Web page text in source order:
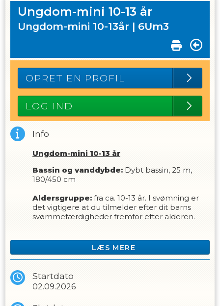
Ungdom-mini 10-13 år
Ungdom-mini 10-13år | 6Um3
OPRET EN PROFIL
LOG IND
Info
Ungdom-mini 10-13 år
Bassin og vanddybde: Dybt bassin, 25 m,
180/450 cm
Aldersgruppe: fra ca. 10-13 år. I svømning er
det vigtigere at du tilmelder efter dit barns
svømmefærdigheder fremfor efter alderen.
Holdet er for unge der har gået på ”Øvede”,
eller på anden vis har tilegnet sig de
færdigheder som er beskrevet for den
holdtype. (Hvis du er blevet anbefalet dette
hold, har du opnået færdighederne).
LÆS MERE
Startdato
02.09.2026